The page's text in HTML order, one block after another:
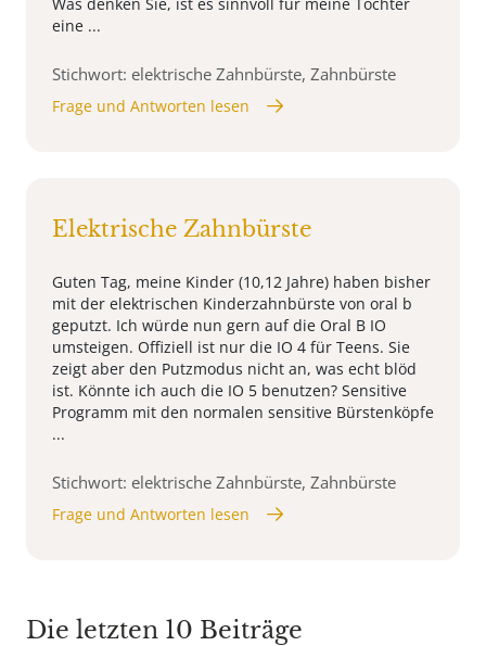
eine ...
Stichwort: elektrische Zahnbürste, Zahnbürste
Frage und Antworten lesen
Elektrische Zahnbürste
Guten Tag, meine Kinder (10,12 Jahre) haben bisher
mit der elektrischen Kinderzahnbürste von oral b
geputzt. Ich würde nun gern auf die Oral B IO
umsteigen. Offiziell ist nur die IO 4 für Teens. Sie
zeigt aber den Putzmodus nicht an, was echt blöd
ist. Könnte ich auch die IO 5 benutzen? Sensitive
Programm mit den normalen sensitive Bürstenköpfe
...
Stichwort: elektrische Zahnbürste, Zahnbürste
Frage und Antworten lesen
Die letzten 10 Beiträge